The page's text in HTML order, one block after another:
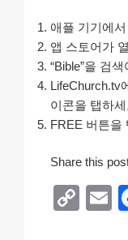
애플 기기에
앱 스토어가
“Bible”을 검
LifeChurch.tv
이콘을 탭하
FREE 버튼을
Share this
C
E